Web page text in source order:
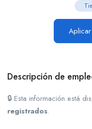
Descripción de
🔒 Esta información está
registrados.